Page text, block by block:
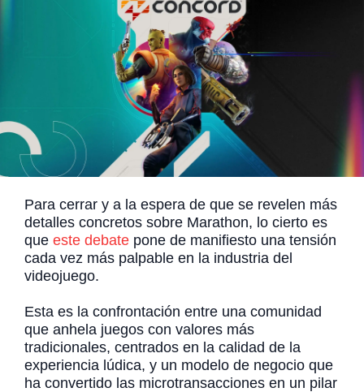
Para cerrar y a la espera de que se revelen más
detalles concretos sobre Marathon, lo cierto es
que este debate pone de manifiesto una tensión
cada vez más palpable en la industria del
videojuego.
Esta es la confrontación entre una comunidad
que anhela juegos con valores más
tradicionales, centrados en la calidad de la
experiencia lúdica, y un modelo de negocio que
ha convertido las microtransacciones en un pilar